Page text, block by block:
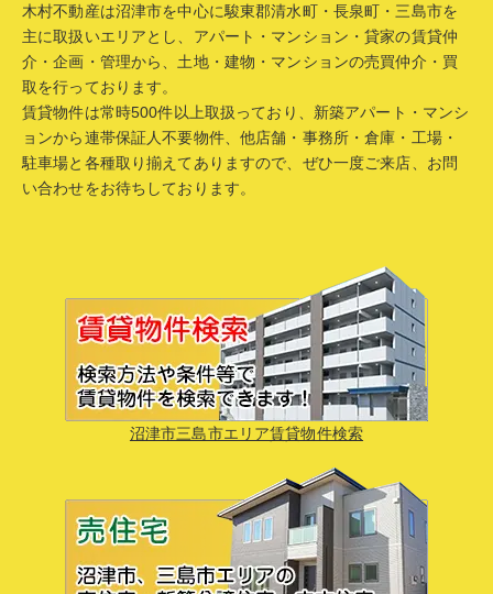
木村不動産は沼津市を中心に駿東郡清水町・長泉町・三島市を
主に取扱いエリアとし、アパート・マンション・貸家の賃貸仲
介・企画・管理から、土地・建物・マンションの売買仲介・買
取を行っております。
賃貸物件は常時500件以上取扱っており、新築アパート・マンシ
ョンから連帯保証人不要物件、他店舗・事務所・倉庫・工場・
駐車場と各種取り揃えてありますので、ぜひ一度ご来店、お問
い合わせをお待ちしております。
沼津市三島市エリア賃貸物件検索